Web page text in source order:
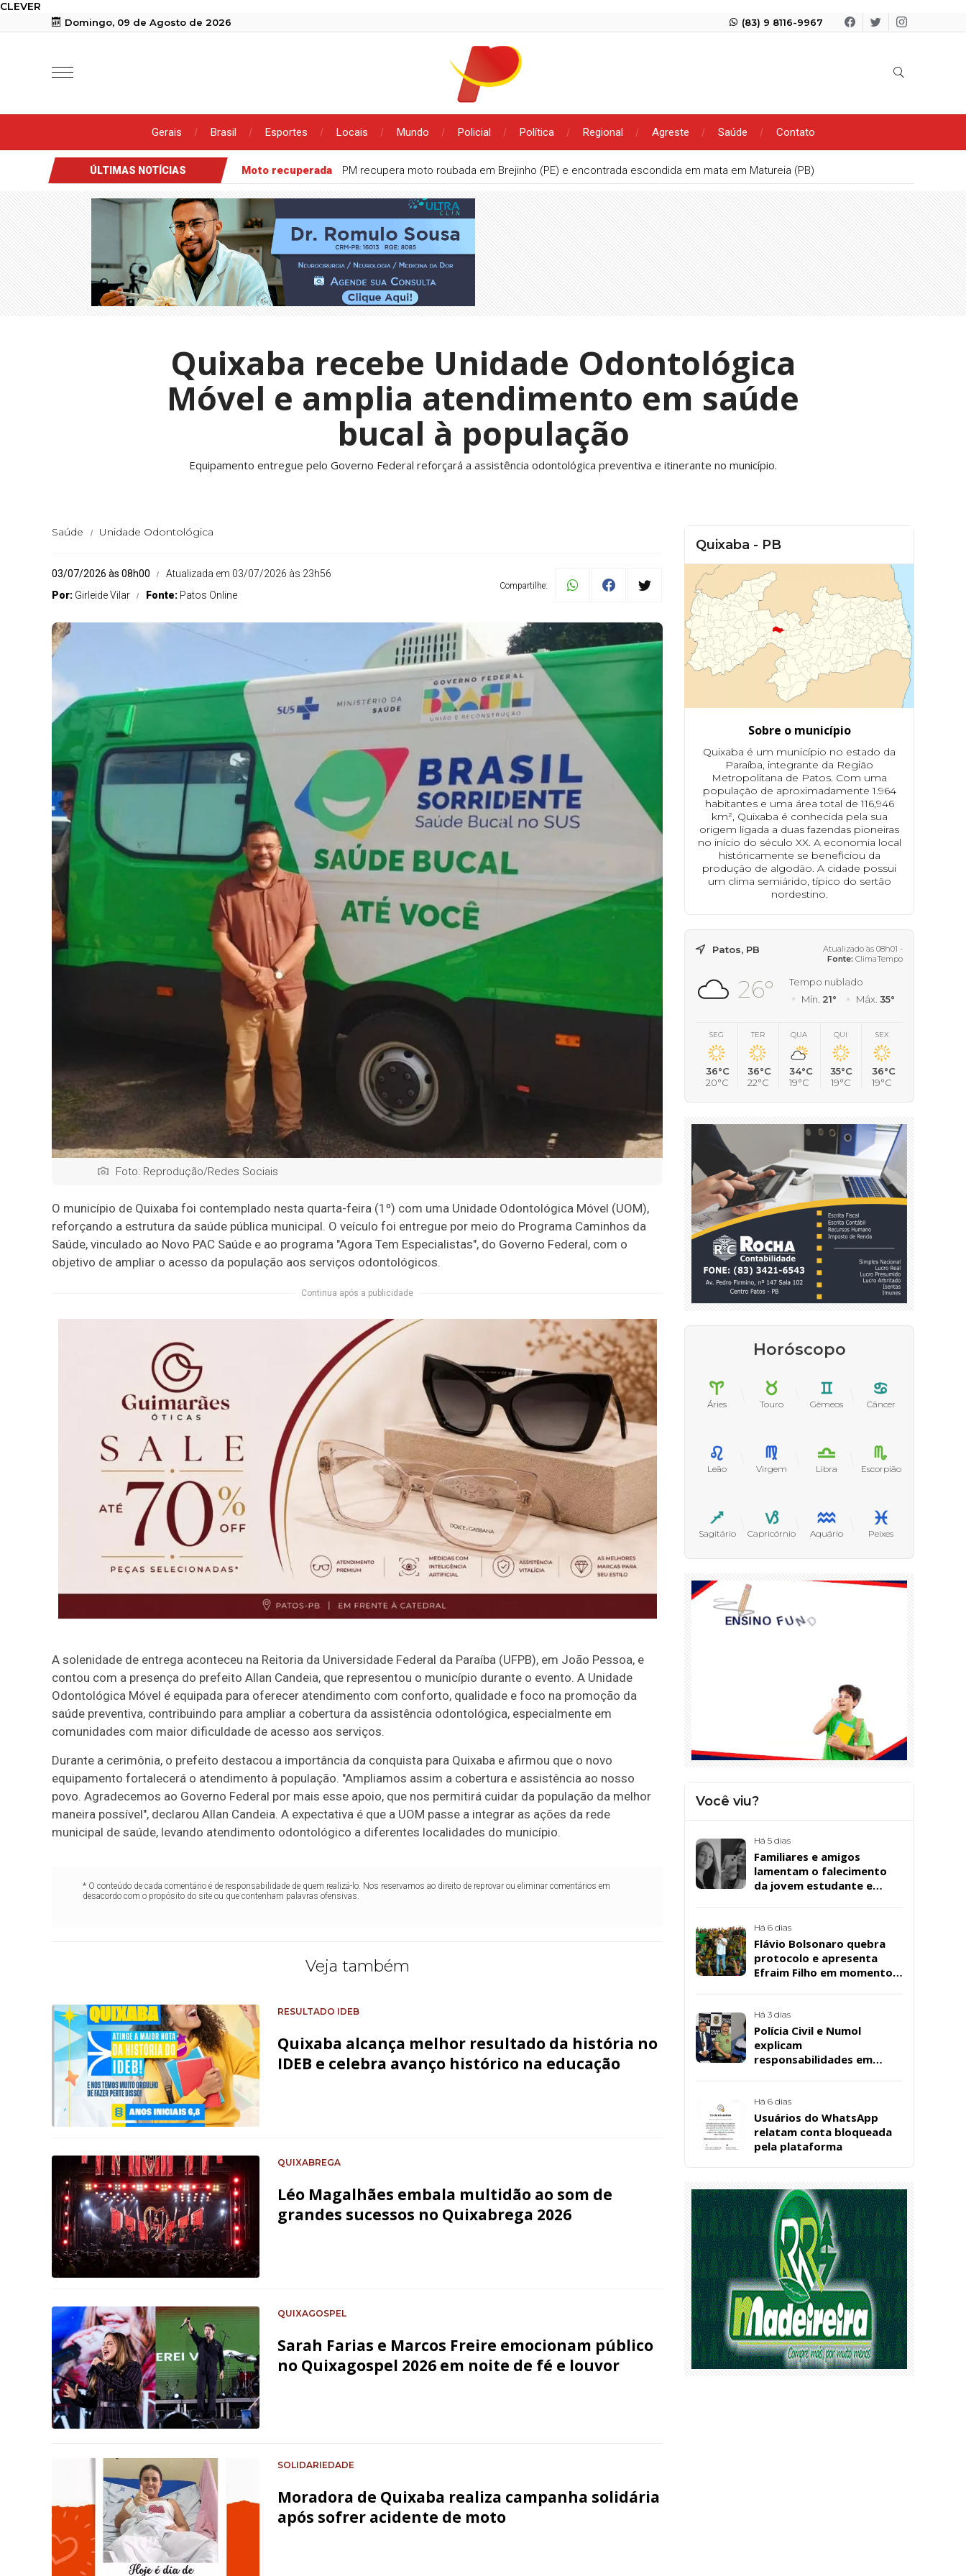
CLEVER
Domingo, 09 de Agosto de 2026 (83) 9 8116-9967
Gerais Brasil Esportes Locais Mundo Policial Política Regional Agreste Saúde Contato
ÚLTIMAS NOTÍCIAS Moto recuperada PM recupera moto roubada em Brejinho (PE) e encontrada escondida em mata em Matureia (PB)
Quixaba recebe Unidade Odontológica
Móvel e amplia atendimento em saúde
bucal à população
Equipamento entregue pelo Governo Federal reforçará a assistência odontológica preventiva e itinerante no município.
Saúde Unidade Odontológica
03/07/2026 às 08h00
Atualizada em 03/07/2026 às 23h56
Por: Girleide Vilar Fonte: Patos Online
Compartilhe:
Foto: Reprodução/Redes Sociais
O município de Quixaba foi contemplado nesta quarta-feira (1º) com uma Unidade Odontológica Móvel (UOM),
reforçando a estrutura da saúde pública municipal. O veículo foi entregue por meio do Programa Caminhos da
Saúde, vinculado ao Novo PAC Saúde e ao programa "Agora Tem Especialistas", do Governo Federal, com o
objetivo de ampliar o acesso da população aos serviços odontológicos.
Continua após a publicidade
A solenidade de entrega aconteceu na Reitoria da Universidade Federal da Paraíba (UFPB), em João Pessoa, e
contou com a presença do prefeito Allan Candeia, que representou o município durante o evento. A Unidade
Odontológica Móvel é equipada para oferecer atendimento com conforto, qualidade e foco na promoção da
saúde preventiva, contribuindo para ampliar a cobertura da assistência odontológica, especialmente em
comunidades com maior dificuldade de acesso aos serviços.
Durante a cerimônia, o prefeito destacou a importância da conquista para Quixaba e afirmou que o novo
equipamento fortalecerá o atendimento à população. "Ampliamos assim a cobertura e assistência ao nosso
povo. Agradecemos ao Governo Federal por mais esse apoio, que nos permitirá cuidar da população da melhor
maneira possível", declarou Allan Candeia. A expectativa é que a UOM passe a integrar as ações da rede
municipal de saúde, levando atendimento odontológico a diferentes localidades do município.
* O conteúdo de cada comentário é de responsabilidade de quem realizá-lo. Nos reservamos ao direito de reprovar ou eliminar comentários em
desacordo com o propósito do site ou que contenham palavras ofensivas.
Veja também
RESULTADO IDEB
Quixaba alcança melhor resultado da história no
IDEB e celebra avanço histórico na educação
QUIXABREGA
Léo Magalhães embala multidão ao som de
grandes sucessos no Quixabrega 2026
QUIXAGOSPEL
Sarah Farias e Marcos Freire emocionam público
no Quixagospel 2026 em noite de fé e louvor
SOLIDARIEDADE
Moradora de Quixaba realiza campanha solidária
após sofrer acidente de moto
Quixaba - PB
Sobre o município
Quixaba é um município no estado da
Paraíba, integrante da Região
Metropolitana de Patos. Com uma
população de aproximadamente 1.964
habitantes e uma área total de 116,946
km², Quixaba é conhecida pela sua
origem ligada a duas fazendas pioneiras
no início do século XX. A economia local
históricamente se beneficiou da
produção de algodão. A cidade possui
um clima semiárido, típico do sertão
nordestino.
Patos, PB
Atualizado às 08h01 -
Fonte: ClimaTempo
26°
Tempo nublado
Mín. 21° Máx. 35°
SEG
36°C
20°C
TER
36°C
22°C
QUA
34°C
19°C
QUI
35°C
19°C
SEX
36°C
19°C
Horóscopo
Áries Touro Gêmeos Câncer
Leão Virgem Libra Escorpião
Sagitário Capricórnio Aquário Peixes
Você viu?
Há 5 dias
Familiares e amigos
lamentam o falecimento
da jovem estudante e
Santos, em Patos
Há 6 dias
Flávio Bolsonaro quebra
protocolo e apresenta
Efraim Filho em momento
Há 3 dias
Polícia Civil e Numol
explicam
responsabilidades em
encontrado em residência,
em Patos
Há 6 dias
Usuários do WhatsApp
relatam conta bloqueada
pela plataforma